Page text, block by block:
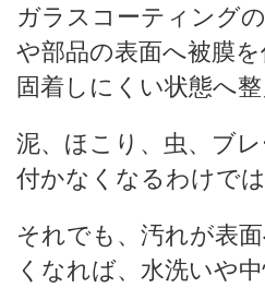
ガラスコーティング
や部品の表面へ被膜
固着しにくい状態へ整
泥、ほこり、虫、ブ
付かなくなるわけで
それでも、汚れが表
くなれば、水洗いや